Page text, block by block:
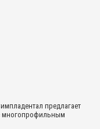
предлагает
многопрофильным